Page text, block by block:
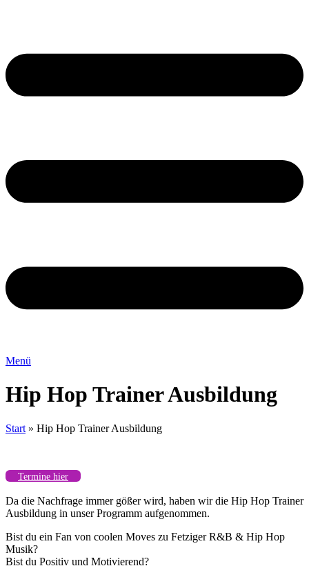
Menü
Hip Hop Trainer Ausbildung
Start » Hip Hop Trainer Ausbildung
Termine hier
Da die Nachfrage immer gößer wird, haben wir die Hip Hop Trainer
Ausbildung in unser Programm aufgenommen.
Bist du ein Fan von coolen Moves zu Fetziger R&B & Hip Hop
Musik?
Bist du Positiv und Motivierend?